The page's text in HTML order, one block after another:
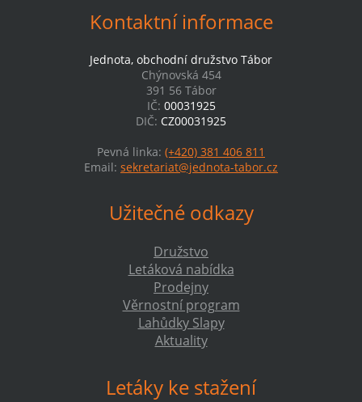
Kontaktní informace
Jednota, obchodní družstvo Tábor
Chýnovská 454
391 56 Tábor
IČ: 00031925
DIČ: CZ00031925
Pevná linka: (+420) 381 406 811
Email: sekretariat@jednota-tabor.cz
Užitečné odkazy
Družstvo
Letáková nabídka
Prodejny
Věrnostní program
Lahůdky Slapy
Aktuality
Letáky ke stažení